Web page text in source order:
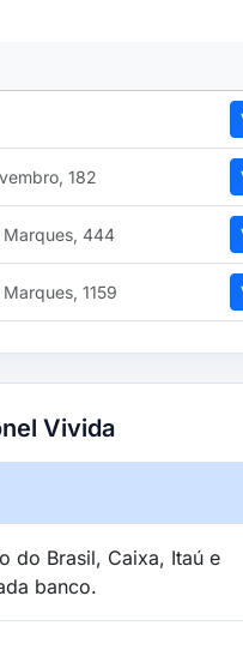
182
Marques, 444
1159
Vivida
do Brasil, Caixa, Itaú e
banco.